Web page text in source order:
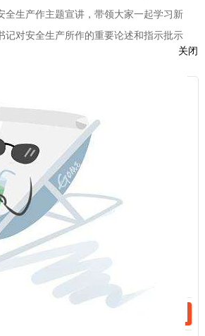
全生产作主题宣讲，带领大家一起学习新
记对安全生产所作的重要论述和指示批示
示批示精神，丁纯希望大家提高风险意
都能够做到自觉学习安全理论、安全法
加应急演练，认真排查整治风险隐患，及
安全生产责任，营造人人讲安全、个个会
人身、财产安全，护航公司高质量发展。
|公司领导到分支机构调研指导
关闭